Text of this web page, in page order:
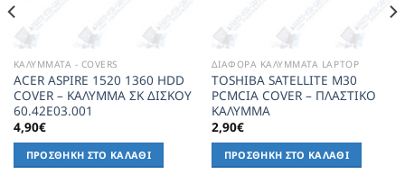
ΚΑΛΥΜΜΑΤΑ - COVERS
ACER ASPIRE 1520 1360 HDD
COVER – ΚΑΛΥΜΜΑ ΣΚ ΔΙΣΚΟΥ
60.42E03.001
4,90€
ΠΡΟΣΘΉΚΗ ΣΤΟ ΚΑΛΆΘΙ
ΔΙΑΦΟΡΑ ΚΑΛΥΜΜΑΤΑ LAPTOP
TOSHIBA SATELLITE M30
PCMCIA COVER – ΠΛΑΣΤΙΚΟ
ΚΑΛΥΜΜΑ
2,90€
ΠΡΟΣΘΉΚΗ ΣΤΟ ΚΑΛΆΘΙ